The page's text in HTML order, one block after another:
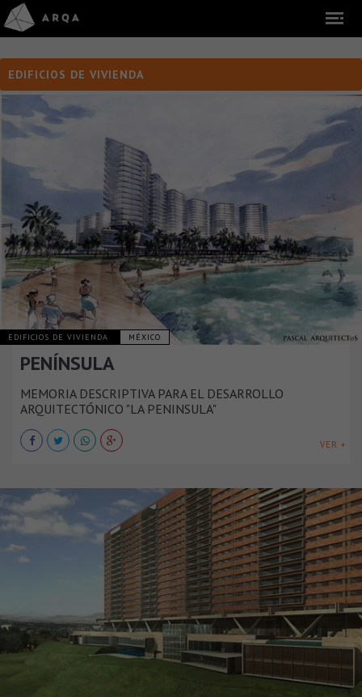
EDIFICIOS DE VIVIENDA
EDIFICIOS DE VIVIENDA MÉXICO
PENÍNSULA
MEMORIA DESCRIPTIVA PARA EL DESARROLLO
ARQUITECTÓNICO "LA PENINSULA"
VER +